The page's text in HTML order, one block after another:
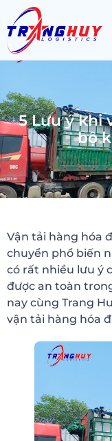
5 Lưu ý khi
bộ
Vận tải hàng hóa
chuyển phổ biến
có rất nhiều lưu ý
được an toàn
nay cùng Trang
vận tải hàng hóa